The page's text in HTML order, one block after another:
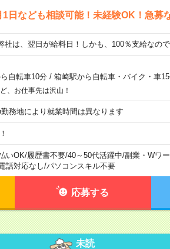
日なども相談可能！未経験OK！急募
社は、翌日が給料日！しかも、100％支給なの
自転車10分/ 箱崎駅から自転車・バイク・車
、お仕事先は沢山！
務地により就業時間は異なります
いOK/履歴書不要/40～50代活躍中/副業・Wワ
話対応なし/パソコンスキル不要
応募する
未読